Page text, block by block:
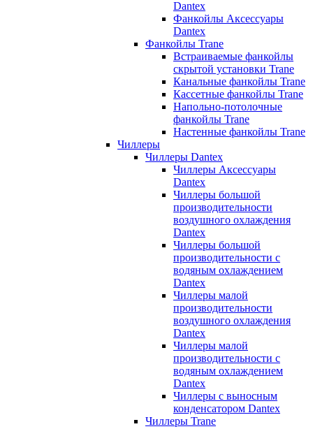
Dantex
Фанкойлы Аксессуары
Dantex
Фанкойлы Trane
Встраиваемые фанкойлы
скрытой установки Trane
Канальные фанкойлы Trane
Кассетные фанкойлы Trane
Напольно-потолочные
фанкойлы Trane
Настенные фанкойлы Trane
Чиллеры
Чиллеры Dantex
Чиллеры Аксессуары
Dantex
Чиллеры большой
производительности
воздушного охлаждения
Dantex
Чиллеры большой
производительности с
водяным охлаждением
Dantex
Чиллеры малой
производительности
воздушного охлаждения
Dantex
Чиллеры малой
производительности с
водяным охлаждением
Dantex
Чиллеры с выносным
конденсатором Dantex
Чиллеры Trane